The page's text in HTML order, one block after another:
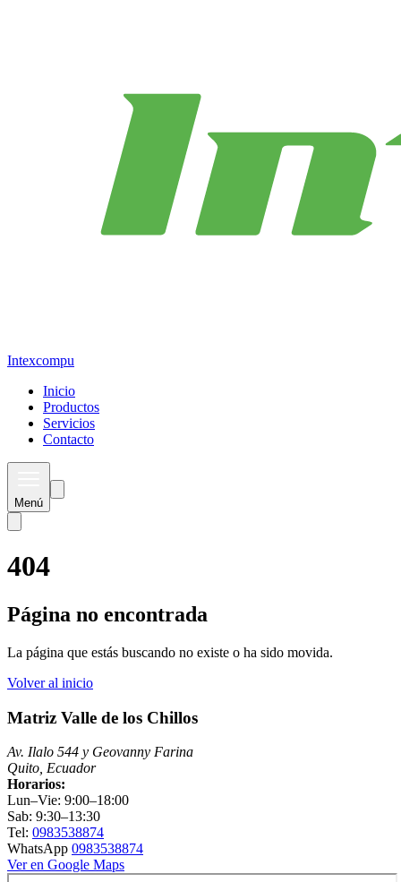
Intexcompu
Inicio
Productos
Servicios
Contacto
Menú
404
Página no encontrada
La página que estás buscando no existe o ha sido movida.
Volver al inicio
Matriz Valle de los Chillos
Av. Ilalo 544 y Geovanny Farina
Quito, Ecuador
Horarios:
Lun–Vie: 9:00–18:00
Sab: 9:30–13:30
Tel: 0983538874
WhatsApp 0983538874
Ver en Google Maps